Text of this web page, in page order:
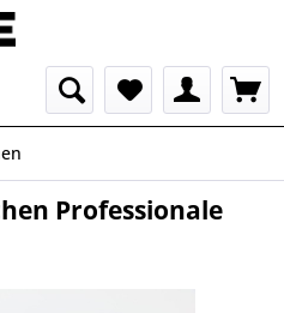
Professionale